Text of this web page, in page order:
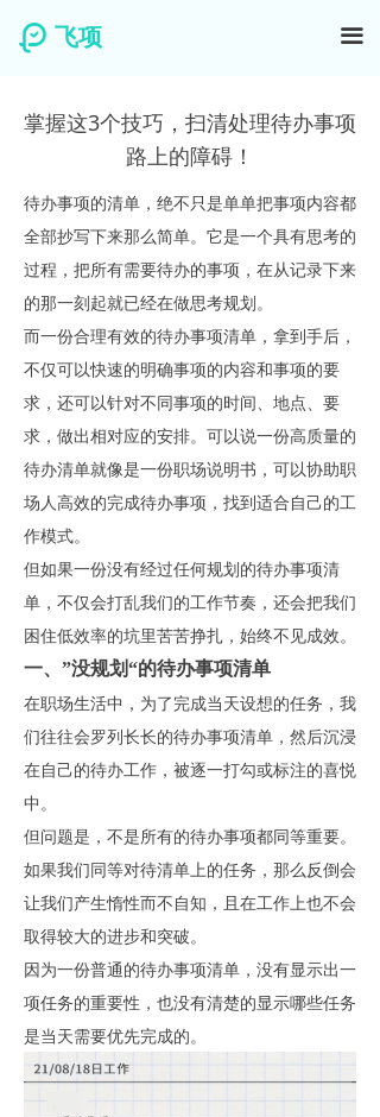
飞项 끀
掌握这3个技巧，扫清处理待办事项
路上的障碍！
待办事项的清单，绝不只是单单把事项内容都
全部抄写下来那么简单。它是一个具有思考的
过程，把所有需要待办的事项，在从记录下来
的那一刻起就已经在做思考规划。
而一份合理有效的待办事项清单，拿到手后，
不仅可以快速的明确事项的内容和事项的要
求，还可以针对不同事项的时间、地点、要
求，做出相对应的安排。可以说一份高质量的
待办清单就像是一份职场说明书，可以协助职
场人高效的完成待办事项，找到适合自己的工
作模式。
但如果一份没有经过任何规划的待办事项清
单，不仅会打乱我们的工作节奏，还会把我们
困住低效率的坑里苦苦挣扎，始终不见成效。
一、”没规划“的待办事项清单
在职场生活中，为了完成当天设想的任务，我
们往往会罗列长长的待办事项清单，然后沉浸
在自己的待办工作，被逐一打勾或标注的喜悦
中。
但问题是，不是所有的待办事项都同等重要。
如果我们同等对待清单上的任务，那么反倒会
让我们产生惰性而不自知，且在工作上也不会
取得较大的进步和突破。
因为一份普通的待办事项清单，没有显示出一
项任务的重要性，也没有清楚的显示哪些任务
是当天需要优先完成的。